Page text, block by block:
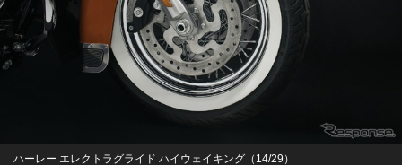
ハーレー エレクトラグライド ハイウェイキング（14/29）